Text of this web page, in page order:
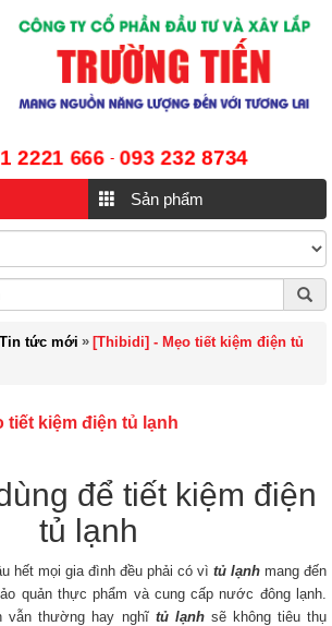
2221 666 - 093 232 8734
Sản phẩm
Tin tức mới » [Thibidi] - Mẹo tiết kiệm điện tủ
tiết kiệm điện tủ lạnh
để tiết kiệm điện
tủ lạnh
hết mọi gia đình đều phải có vì tủ lạnh mang đến
quản thực phẩm và cung cấp nước đông lạnh.
vẫn thường hay nghĩ tủ lạnhsẽ không tiêu thụ